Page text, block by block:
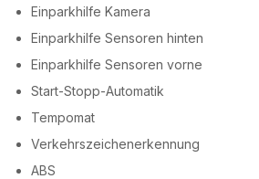
Einparkhilfe Kamera
Einparkhilfe Sensoren hinten
Einparkhilfe Sensoren vorne
Start-Stopp-Automatik
Tempomat
Verkehrszeichenerkennung
ABS